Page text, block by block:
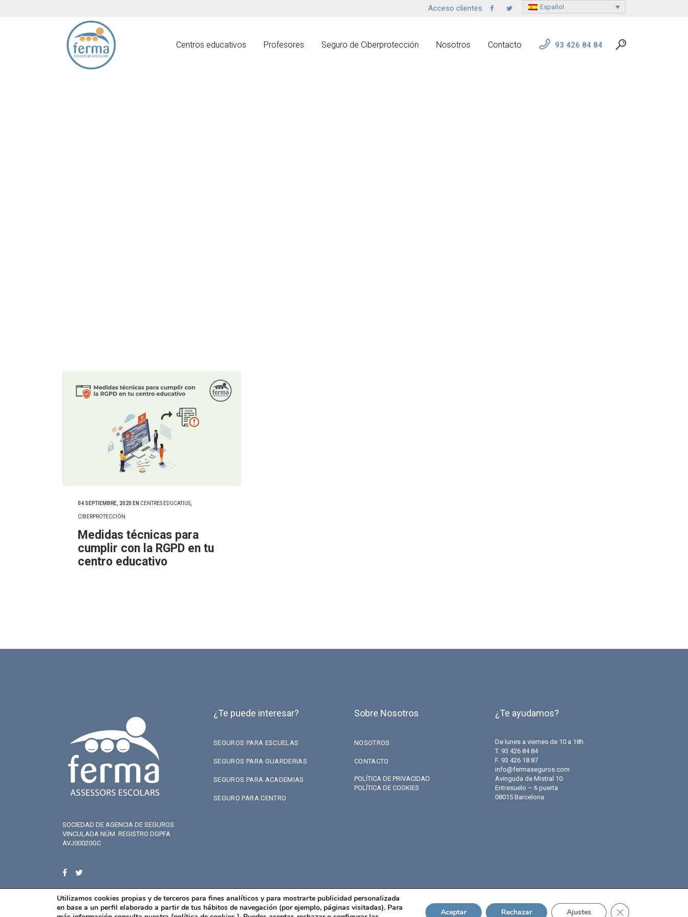
Acceso clientes Español
93 426 84 84
Centros educativos Profesores Seguro de Ciberprotección Nosotros Contacto
04 SEPTIEMBRE, 2020 EN CENTRES EDUCATIUS
CIBERPROTECCIÓN
Medidas técnicas para
cumplir con la RGPD en tu
centro educativo
SOCIEDAD DE AGENCIA DE SEGUROS
VINCULADA NÚM. REGISTRO DGPFA
AVJ00020GC
¿Te puede interesar?
SEGUROS PARA ESCUELAS
SEGUROS PARA GUARDERIAS
SEGUROS PARA ACADEMIAS
SEGURO PARA CENTRO
Sobre Nosotros
NOSOTROS
CONTACTO
POLÍTICA DE PRIVACIDAD
POLÍTICA DE COOKIES
¿Te ayudamos?
De lunes a viernes de 10 a 18h.
T. 93 426 84 84
F. 93 426 18 87
info@fermaseguros.com
Avinguda de Mistral 10
Entresuelo – 6 puerta
08015 Barcelona
Utilizamos cookies propias y de terceros para fines analíticos y para mostrarte publicidad personalizada
en base a un perfil elaborado a partir de tus hábitos de navegación (por ejemplo, páginas visitadas). Para
Aceptar Rechazar Ajustes Cerrar el banner de